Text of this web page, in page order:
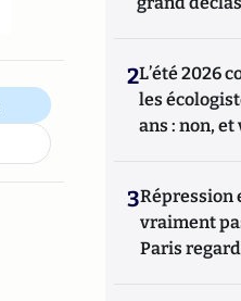
2L’été 2026
les
ans : non,
3Répression
vraiment
Paris